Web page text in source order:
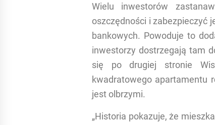
Wielu inwestorów
oszczędności i zabezpieczyć
bankowych. Powoduje to
inwestorzy dostrzegają tam
się po drugiej stronie
kwadratowego apartamentu
jest olbrzymi.
„Historia pokazuje, że